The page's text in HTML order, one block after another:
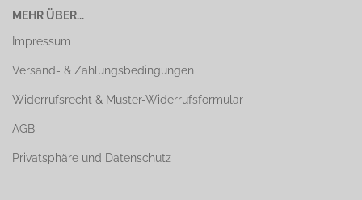
MEHR ÜBER...
Impressum
Versand- & Zahlungsbedingungen
Widerrufsrecht & Muster-Widerrufsformular
AGB
Privatsphäre und Datenschutz